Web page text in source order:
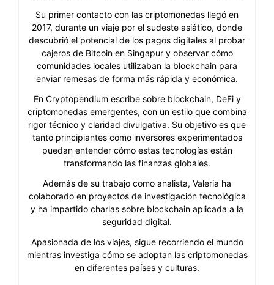
Su primer contacto con las criptomonedas llegó en
2017, durante un viaje por el sudeste asiático, donde
descubrió el potencial de los pagos digitales al probar
cajeros de Bitcoin en Singapur y observar cómo
comunidades locales utilizaban la blockchain para
enviar remesas de forma más rápida y económica.
En Cryptopendium escribe sobre blockchain, DeFi y
criptomonedas emergentes, con un estilo que combina
rigor técnico y claridad divulgativa. Su objetivo es que
tanto principiantes como inversores experimentados
puedan entender cómo estas tecnologías están
transformando las finanzas globales.
Además de su trabajo como analista, Valeria ha
colaborado en proyectos de investigación tecnológica
y ha impartido charlas sobre blockchain aplicada a la
seguridad digital.
Apasionada de los viajes, sigue recorriendo el mundo
mientras investiga cómo se adoptan las criptomonedas
en diferentes países y culturas.